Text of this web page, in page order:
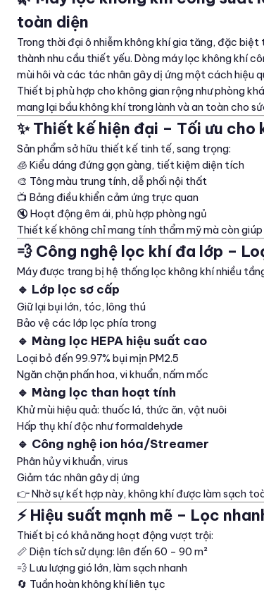
toàn diện
Trong thời đại ô nhiễm không khí gia tăng, đặc
thành nhu cầu thiết yếu. Dòng máy lọc không khí
mùi hôi và các tác nhân gây dị ứng một cách hiệu
Thiết bị phù hợp cho không gian rộng như phòng
mang lại bầu không khí trong lành và an toàn cho
✨ Thiết kế hiện đại – Tối ưu cho
Sản phẩm sở hữu thiết kế tinh tế, sang trọng:
🧊 Kiểu dáng đứng gọn gàng, tiết kiệm diện tích
🎨 Tông màu trung tính, dễ phối nội thất
📺 Bảng điều khiển cảm ứng trực quan
🔇 Hoạt động êm ái, phù hợp phòng ngủ
Thiết kế không chỉ mang tính thẩm mỹ mà còn
💨 Công nghệ lọc khí đa lớp –
Máy được trang bị hệ thống lọc không khí nhiều
🔹 Lớp lọc sơ cấp
Giữ lại bụi lớn, tóc, lông thú
Bảo vệ các lớp lọc phía trong
🔹 Màng lọc HEPA hiệu suất cao
Loại bỏ đến 99.97% bụi mịn PM2.5
Ngăn chặn phấn hoa, vi khuẩn, nấm mốc
🔹 Màng lọc than hoạt tính
Khử mùi hiệu quả: thuốc lá, thức ăn, vật nuôi
Hấp thụ khí độc như formaldehyde
🔹 Công nghệ ion hóa/Streamer
Phân hủy vi khuẩn, virus
Giảm tác nhân gây dị ứng
👉 Nhờ sự kết hợp này, không khí được làm sạch
⚡ Hiệu suất mạnh mẽ – Lọc
Thiết bị có khả năng hoạt động vượt trội:
📏 Diện tích sử dụng: lên đến 60 – 90 m²
💨 Lưu lượng gió lớn, làm sạch nhanh
🔄 Tuần hoàn không khí liên tục